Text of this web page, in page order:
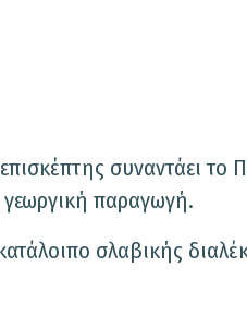
συναντάει το
γεωργική παραγωγή.
σλαβικής